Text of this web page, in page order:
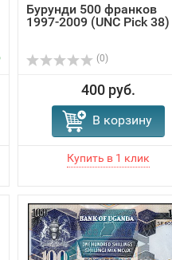
Бурунди 500 франков
1997-2009 (UNC Pick 38)
(0)
400 руб.
В корзину